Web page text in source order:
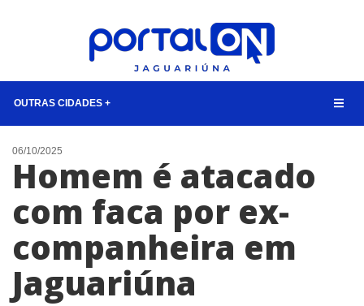
OUTRAS CIDADES +
NOTÍCIAS
LISTA DIGITAL
CONTATO
06/10/2025
Homem é atacado
com faca por ex-
companheira em
Jaguariúna